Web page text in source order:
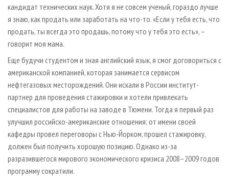
кандидат технических наук. Хотя я не совсем ученый, гораздо лучше
я знаю, как продать или заработать на что-то. «Если у тебя есть, что
продать, ты всегда это продашь, потому что у тебя это есть», –
говорит моя мама.
Еще будучи студентом и зная английский язык, я смог договориться с
американской компанией, которая занимается сервисом
нефтегазовых месторождений. Они искали в России институт-
партнер для проведения стажировки и хотели привлекать
специалистов для работы на заводе в Тюмени. Тогда я первый раз
улучшил российско-американские отношения: от имени своей
кафедры провел переговоры с Нью-Йорком, прошел стажировку,
должен был получить хорошую позицию. Однако из-за
разразившегося мирового экономического кризиса 2008–2009 годов
программу сократили.